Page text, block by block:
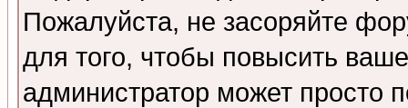
Пожалуйста, не засоряйте
для того, чтобы повысить
администратор может просто